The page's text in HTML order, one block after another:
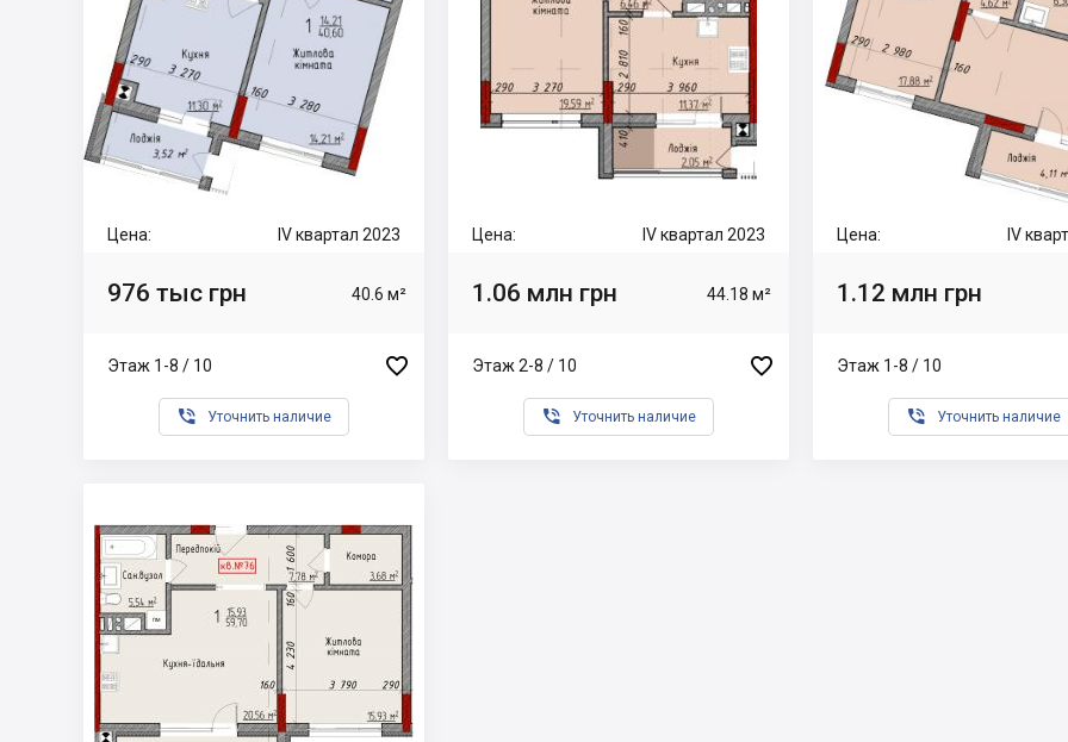
Цена: IV квартал 2023
976 тыс грн 40.6 м²
Этаж 1-8 / 10 
 Уточнить наличие
Цена: IV квартал 2023
1.06 млн грн 44.18 м²
Этаж 2-8 / 10 
 Уточнить наличие
Цена: IV
1.12 млн грн
Этаж 1-8 / 10
 Уточнить наличие